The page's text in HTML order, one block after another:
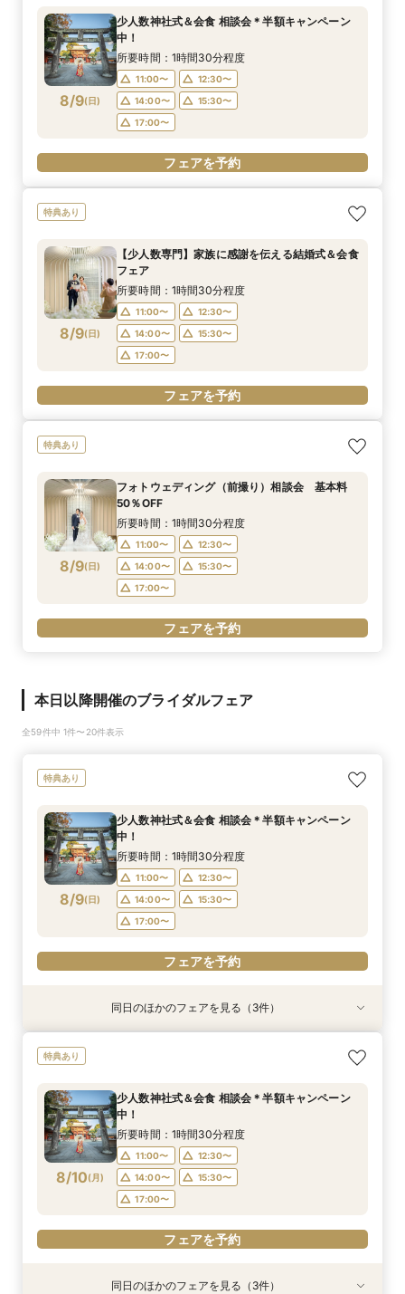
8/9(日)
少人数神社式＆会食 相談会＊半額キャンペーン
中！
所要時間：1時間30分程度
11:00〜
12:30〜
14:00〜
15:30〜
17:00〜
フェアを予約
特典あり
8/9(日)
【少人数専門】家族に感謝を伝える結婚式＆会食
フェア
所要時間：1時間30分程度
11:00〜
12:30〜
14:00〜
15:30〜
17:00〜
フェアを予約
特典あり
8/9(日)
フォトウェディング（前撮り）相談会 基本料
50％OFF
所要時間：1時間30分程度
11:00〜
12:30〜
14:00〜
15:30〜
17:00〜
フェアを予約
本日以降開催のブライダルフェア
全59件中 1件〜20件表示
特典あり
8/9(日)
少人数神社式＆会食 相談会＊半額キャンペーン
中！
所要時間：1時間30分程度
11:00〜
12:30〜
14:00〜
15:30〜
17:00〜
フェアを予約
8/9(日)
【少人数専門】家族に感謝を伝える結婚式＆会食
14:00〜
15:30〜
17:00〜
フェアを予約
8/9(日)
14:00〜
15:30〜
17:00〜
フェアを予約
8/9(日)
大人気！リゾートウエディング相談会（沖縄、北
フェアを予約
同日のほかのフェアを見る（3件）
特典あり
8/10(月)
少人数神社式＆会食 相談会＊半額キャンペーン
中！
所要時間：1時間30分程度
11:00〜
12:30〜
14:00〜
15:30〜
17:00〜
フェアを予約
同日のほかのフェアを見る（3件）